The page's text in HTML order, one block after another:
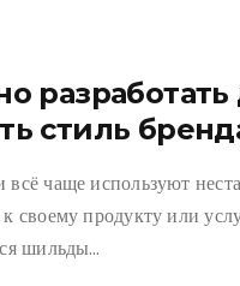
стиль
чаще используют
своему продукту или
шильды…